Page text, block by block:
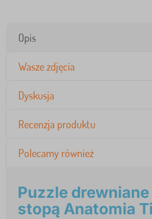
Opis
Wasze zdjęcia
Dyskusja
Recenzja produktu
Polecamy również
Puzzle drewniane
stopą Anatomia